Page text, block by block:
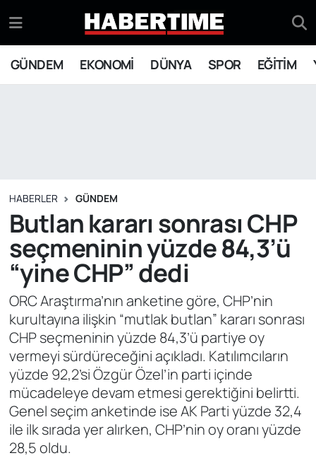
GÜNDEM EKONOMİ DÜNYA SPOR EĞİTİM
HABERLER GÜNDEM
Butlan kararı sonrası CHP
seçmeninin yüzde 84,3’ü
“yine CHP” dedi
ORC Araştırma’nın anketine göre, CHP’nin
kurultayına ilişkin “mutlak butlan” kararı sonrası
CHP seçmeninin yüzde 84,3’ü partiye oy
vermeyi sürdüreceğini açıkladı. Katılımcıların
yüzde 92,2’si Özgür Özel’in parti içinde
mücadeleye devam etmesi gerektiğini belirtti.
Genel seçim anketinde ise AK Parti yüzde 32,4
ile ilk sırada yer alırken, CHP’nin oy oranı yüzde
28,5 oldu.
EKONOMİ
EĞİTİM
YAŞAM
SİYASET
ASAYİŞ
SAĞLIK
Eskişehir Nöbetçi Eczaneler
Eskişehir Hava Durumu
Süper Lig Puan Durumu ve Fikstür
Tüm Manşetler
Son Dakika Haberleri
Haber Arşivi